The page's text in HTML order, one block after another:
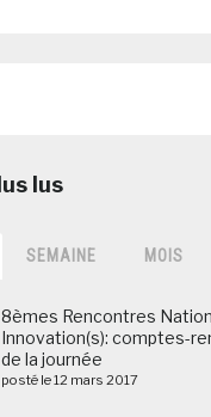
SEMAINE MOIS
8èmes Rencontres
Innovation(s): comptes-
de la journée
posté le 12 mars 2017